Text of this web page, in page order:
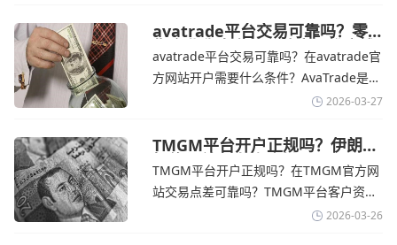
险管理工具。通过TMGM官网交易资讯了
解，金价周四回落，受​美元走强和油价上
涨，使通胀担忧保持不变‌对加息的持续预
avatrade平台交易可靠吗？零
售企业称中东地区冲突正推高成
本avatrade官网
avatrade平台交易可靠吗？在avatrade官
方网站开户需要什么条件？‌‌‌AvaTrade是一
个在交易优势和可靠性两方面都非常均衡
在学习和探索中成长的新手交易者。通过
avatrade官网交易资讯了解，零售企业警
告称，中东地区的冲突正在推高成本，如
2026-03-27
TMGM平台开户正规吗？伊朗仍
拒绝与美国直接谈判-TMGM官
网
TMGM平台开户正规吗？在TMGM官方网
站交易点差可靠吗？‌‌‌TMGM平台客户资金
存放在澳大利亚国民银行等顶级银行的独
2026-03-26